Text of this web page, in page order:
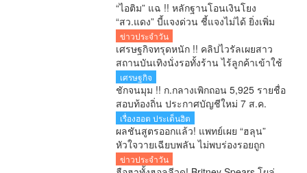
“ไอติม” แฉ !! หลักฐานโอนเงินโยง
“สว.แดง” บี้แจงด่วน ชี้แจงไม่ได้ ยิ่งเพิ่ม
ข้อสงสัยคดีเลือก สว.
ข่าวประจำวัน
เศรษฐกิจทรุดหนัก !! คลิปไวรัลเผยสาว
สถานบันเทิงนั่งรอทั้งร้าน ไร้ลูกค้าเข้าใช้
บริการ โซเชียลสะท้อนกำลังซื้อหดตัว
เศรษฐกิจ
ชักจนมุม !! ก.กลางเพิกถอน 5,925 รายชื่อ
สอบท้องถิ่น ประกาศบัญชีใหม่ 7 ส.ค.
ยืนยันพร้อมสู้ทุกคดี หลังอดีตอธิบดีโดน 6
ข้อหา
เรื่องฮอต ประเด็นฮิต
ผลชันสูตรออกแล้ว! แพทย์เผย “ฮลุน”
หัวใจวายเฉียบพลัน ไม่พบร่องรอยถูก
ทำร้าย รอผลสารพิษยืนยันอีก 1-2 สัปดาห์
ข่าวประจำวัน